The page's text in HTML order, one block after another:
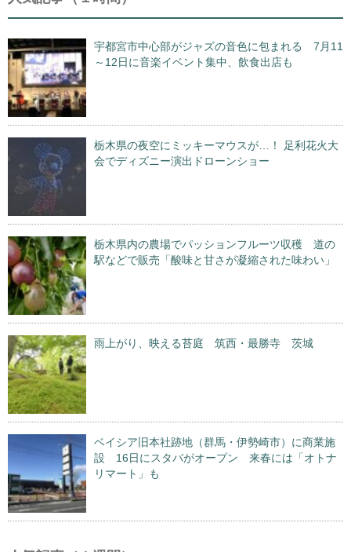
宇都宮市中心部がジャズの音色に包まれる 7月11
～12日に音楽イベント集中、飲食出店も
栃木県の夜空にミッキーマウスが…！ 足利花火大
会でディズニー演出ドローンショー
栃木県内の農場でパッションフルーツ収穫 道の
駅などで販売「酸味と甘さが凝縮された味わい」
雨上がり、映える苔庭 筑西・最勝寺 茨城
ベイシア旧本社跡地（群馬・伊勢崎市）に商業施
設 16日にスタバがオープン 来春には「オトナ
リマート」も